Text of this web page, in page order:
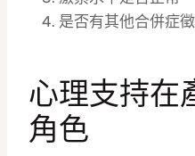
是否有其他合併症
心理支持在
角色